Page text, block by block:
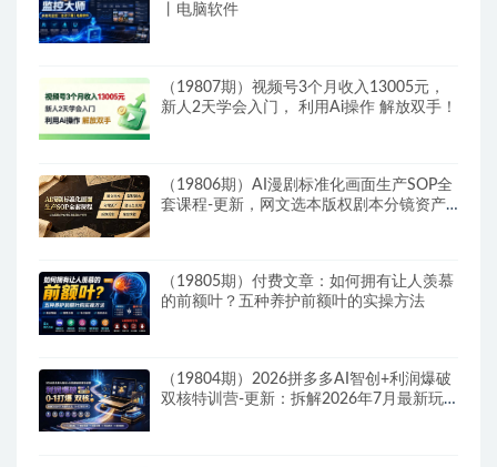
丨电脑软件
（19807期）视频号3个月收入13005元，
新人2天学会入门， 利用Ai操作 解放双手！
（19806期）AI漫剧标准化画面生产SOP全
套课程-更新，网文选本版权剧本分镜资产
（19805期）付费文章：如何拥有让人羡慕
的前额叶？五种养护前额叶的实操方法
（19804期）2026拼多多AI智创+利润爆破
双核特训营-更新：拆解2026年7月最新玩